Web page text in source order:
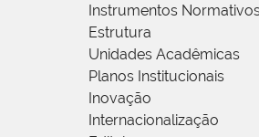
Instrumentos
Estrutura
Unidades Acadêmicas
Planos Institucionais
Inovação
Internacionalização